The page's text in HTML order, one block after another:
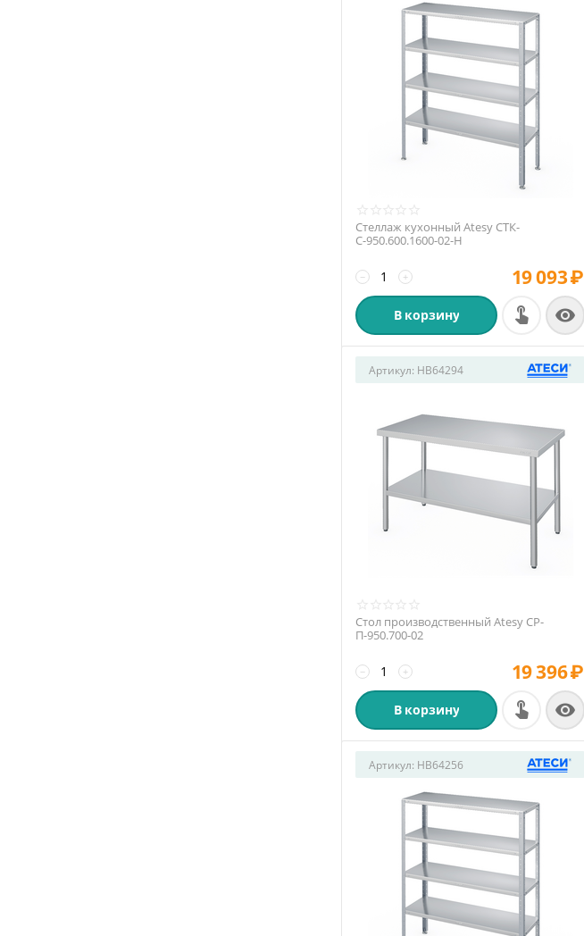
Стеллаж кухонный Atesy СТК-
С-950.600.1600-02-Н
+
− 19 093₽
В корзину 
Артикул: HB64294
Стол производственный Atesy СР-
П-950.700-02
+
− 19 396₽
В корзину 
Артикул: HB64256